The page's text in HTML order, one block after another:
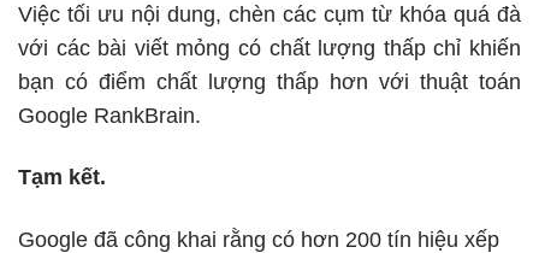
Việc tối ưu nội dung, chèn các cụm từ khóa quá đà
với các bài viết mỏng có chất lượng thấp chỉ khiến
bạn có điểm chất lượng thấp hơn với thuật toán
Google RankBrain.
Tạm kết.
Google đã công khai rằng có hơn 200 tín hiệu xếp